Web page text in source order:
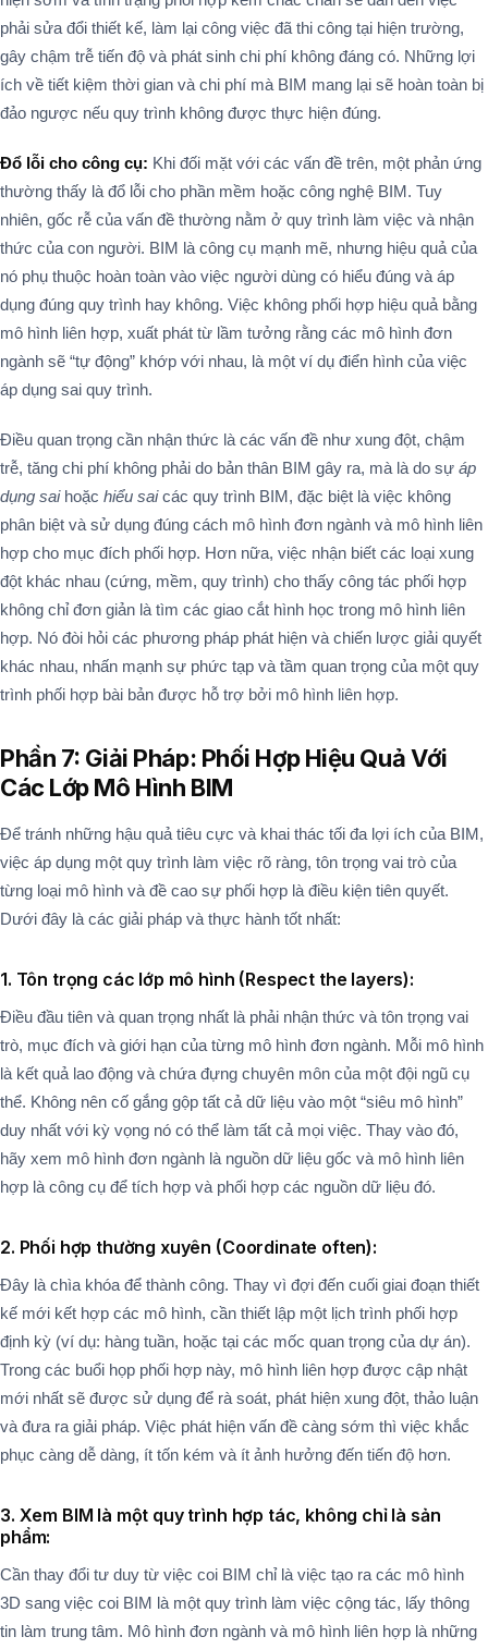
phải sửa đổi thiết kế, làm lại công việc đã thi công tại hiện trường,
gây chậm trễ tiến độ và phát sinh chi phí không đáng có. Những lợi
ích về tiết kiệm thời gian và chi phí mà BIM mang lại sẽ hoàn toàn bị
đảo ngược nếu quy trình không được thực hiện đúng.
Đổ lỗi cho công cụ: Khi đối mặt với các vấn đề trên, một phản ứng
thường thấy là đổ lỗi cho phần mềm hoặc công nghệ BIM. Tuy
nhiên, gốc rễ của vấn đề thường nằm ở quy trình làm việc và nhận
thức của con người. BIM là công cụ mạnh mẽ, nhưng hiệu quả của
nó phụ thuộc hoàn toàn vào việc người dùng có hiểu đúng và áp
dụng đúng quy trình hay không. Việc không phối hợp hiệu quả bằng
mô hình liên hợp, xuất phát từ lầm tưởng rằng các mô hình đơn
ngành sẽ “tự động” khớp với nhau, là một ví dụ điển hình của việc
áp dụng sai quy trình.
Điều quan trọng cần nhận thức là các vấn đề như xung đột, chậm
trễ, tăng chi phí không phải do bản thân BIM gây ra, mà là do sự áp
dụng saihoặc hiểu saicác quy trình BIM, đặc biệt là việc không
phân biệt và sử dụng đúng cách mô hình đơn ngành và mô hình liên
hợp cho mục đích phối hợp. Hơn nữa, việc nhận biết các loại xung
đột khác nhau (cứng, mềm, quy trình) cho thấy công tác phối hợp
không chỉ đơn giản là tìm các giao cắt hình học trong mô hình liên
hợp. Nó đòi hỏi các phương pháp phát hiện và chiến lược giải quyết
khác nhau, nhấn mạnh sự phức tạp và tầm quan trọng của một quy
trình phối hợp bài bản được hỗ trợ bởi mô hình liên hợp.
Phần 7: Giải Pháp: Phối Hợp Hiệu Quả Với
Các Lớp Mô Hình BIM
Để tránh những hậu quả tiêu cực và khai thác tối đa lợi ích của BIM,
việc áp dụng một quy trình làm việc rõ ràng, tôn trọng vai trò của
từng loại mô hình và đề cao sự phối hợp là điều kiện tiên quyết.
Dưới đây là các giải pháp và thực hành tốt nhất:
1. Tôn trọng các lớp mô hình (Respect the layers):
Điều đầu tiên và quan trọng nhất là phải nhận thức và tôn trọng vai
trò, mục đích và giới hạn của từng mô hình đơn ngành. Mỗi mô hình
là kết quả lao động và chứa đựng chuyên môn của một đội ngũ cụ
thể. Không nên cố gắng gộp tất cả dữ liệu vào một “siêu mô hình”
duy nhất với kỳ vọng nó có thể làm tất cả mọi việc. Thay vào đó,
hãy xem mô hình đơn ngành là nguồn dữ liệu gốc và mô hình liên
hợp là công cụ để tích hợp và phối hợp các nguồn dữ liệu đó.
2. Phối hợp thường xuyên (Coordinate often):
Đây là chìa khóa để thành công. Thay vì đợi đến cuối giai đoạn thiết
kế mới kết hợp các mô hình, cần thiết lập một lịch trình phối hợp
định kỳ (ví dụ: hàng tuần, hoặc tại các mốc quan trọng của dự án).
Trong các buổi họp phối hợp này, mô hình liên hợp được cập nhật
mới nhất sẽ được sử dụng để rà soát, phát hiện xung đột, thảo luận
và đưa ra giải pháp. Việc phát hiện vấn đề càng sớm thì việc khắc
phục càng dễ dàng, ít tốn kém và ít ảnh hưởng đến tiến độ hơn.
3. Xem BIM là một quy trình hợp tác, không chỉ là sản
phẩm:
Cần thay đổi tư duy từ việc coi BIM chỉ là việc tạo ra các mô hình
3D sang việc coi BIM là một quy trình làm việc cộng tác, lấy thông
tin làm trung tâm. Mô hình đơn ngành và mô hình liên hợp là những